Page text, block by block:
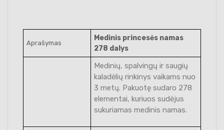
Aprašymas
Medinis princesės namas
278 dalys
Medinių, spalvingų ir saugių
kaladėlių rinkinys vaikams nuo
3 metų. Pakuotę sudaro 278
elementai, kuriuos sudėjus
sukuriamas medinis namas.